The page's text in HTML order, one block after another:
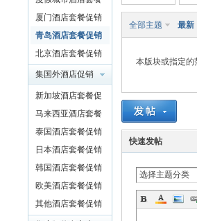
程
促销特价
厦门酒店套餐促销
特价
青岛酒店套餐促销
特价
北京酒店套餐促销
特价
集国外酒店促销
之大成
新加坡酒店套餐促
销特价
马来西亚酒店套餐
促销特价
泰国酒店套餐促销
特价
日本酒店套餐促销
特价
韩国酒店套餐促销
特价
欧美酒店套餐促销
特价
其他酒店套餐促销
全部主题 最新
本版块或指定的
快速发帖
选择主题分类